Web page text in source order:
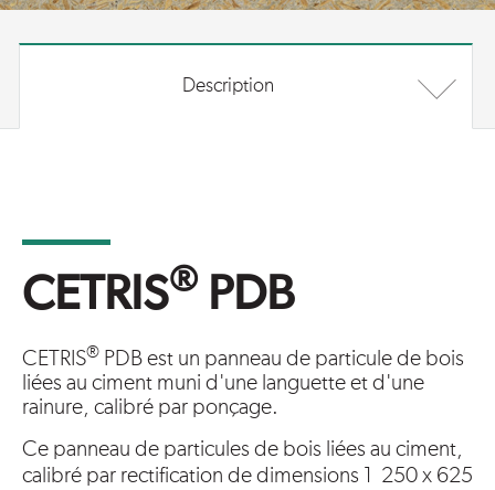
Description
CETRIS® PDB
CETRIS® PDB est un panneau de particule de bois
liées au ciment muni d'une languette et d'une
rainure, calibré par ponçage.
Ce panneau de particules de bois liées au ciment,
calibré par rectification de dimensions 1 250 x 625